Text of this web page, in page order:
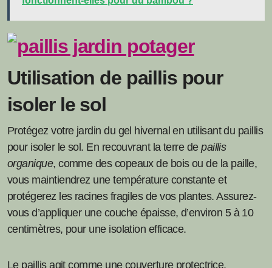
Utilisation de paillis pour
isoler le sol
Protégez votre jardin du gel hivernal en utilisant du paillis
pour isoler le sol. En recouvrant la terre depaillis
organique, comme des copeaux de bois ou de la paille,
vous maintiendrez une température constante et
protégerez les racines fragiles de vos plantes. Assurez-
vous d’appliquer une couche épaisse, d’environ 5 à 10
centimètres, pour une isolation efficace.
Le paillis agit comme une couverture protectrice,